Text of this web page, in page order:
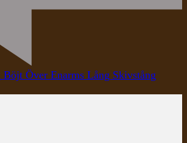
Böjt Över Enarms Lång Skivstång